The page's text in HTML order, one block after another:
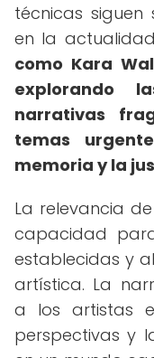
técnicas siguen
en la
como Kara
explorando
narrativas
temas
memoria y la
La relevancia
capacidad
establecidas y
artística. La
a los artistas
perspectivas y